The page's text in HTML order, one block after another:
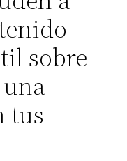
sobre
tus